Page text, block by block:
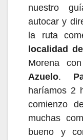
nuestro
autocar y
la ruta
localidad
Morena
Azuelo.
haríamos 2
comienzo
muchas
bueno y